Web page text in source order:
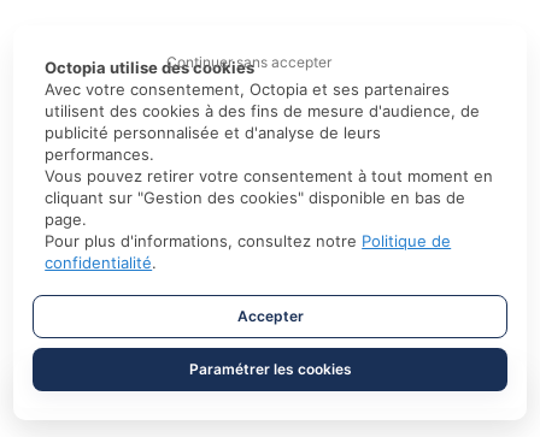
Octopia utilise des cookies
Avec votre consentement, Octopia et ses partenaires
utilisent des cookies à des fins de mesure d'audience, de
publicité personnalisée et d'analyse de leurs
performances.
Vous pouvez retirer votre consentement à tout moment en
cliquant sur "Gestion des cookies" disponible en bas de
page.
Pour plus d'informations, consultez notre Politique de
confidentialité.
Continuer sans accepter
Accepter
Paramétrer les cookies